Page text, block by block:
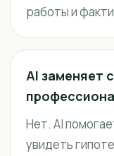
работы и
AI заменяет
Нет. AI
увидеть